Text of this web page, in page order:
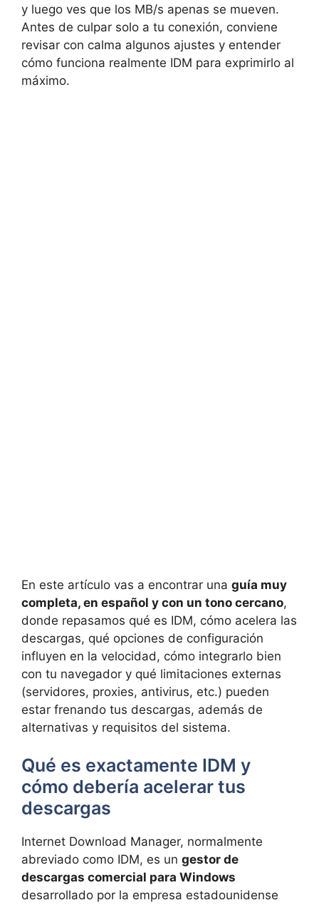
y luego ves que los MB/s apenas se mueven.
Antes de culpar solo a tu conexión, conviene
revisar con calma algunos ajustes y entender
cómo funciona realmente IDM para exprimirlo al
máximo.
En este artículo vas a encontrar una guía muy
completa, en español y con un tono cercano,
donde repasamos qué es IDM, cómo acelera las
descargas, qué opciones de configuración
influyen en la velocidad, cómo integrarlo bien
con tu navegador y qué limitaciones externas
(servidores, proxies, antivirus, etc.) pueden
estar frenando tus descargas, además de
alternativas y requisitos del sistema.
Qué es exactamente IDM y
cómo debería acelerar tus
descargas
Internet Download Manager, normalmente
abreviado como IDM, es un gestor de
descargas comercial para Windows
desarrollado por la empresa estadounidense